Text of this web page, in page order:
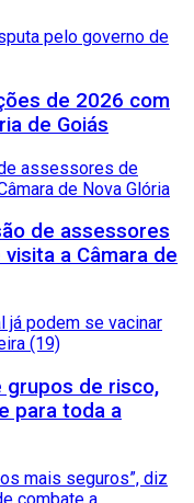
de 2026 com
de Goiás
de assessores
a Câmara de
grupos de risco,
para toda a